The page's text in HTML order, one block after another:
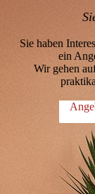
Sie haben
ein
Wir gehen